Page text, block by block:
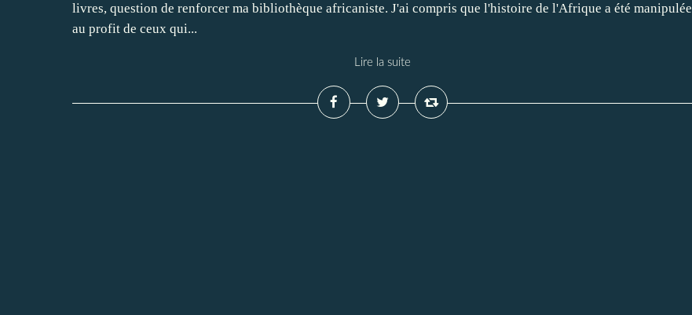
livres, question de renforcer ma bibliothèque africaniste. J'ai compris que l'histoire de l'Afrique a été manipulée
au profit de ceux qui...
Lire la suite